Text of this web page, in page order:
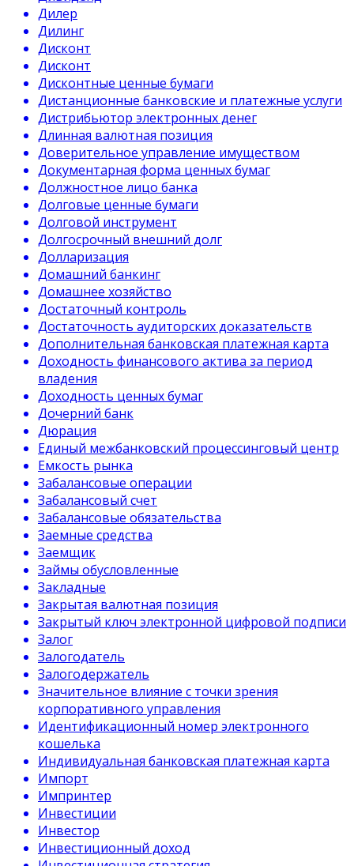
Дилер
Дилинг
Дисконт
Дисконт
Дисконтные ценные бумаги
Дистанционные банковские и платежные услуги
Дистрибьютор электронных денег
Длинная валютная позиция
Доверительное управление имуществом
Документарная форма ценных бумаг
Должностное лицо банка
Долговые ценные бумаги
Долговой инструмент
Долгосрочный внешний долг
Долларизация
Домашний банкинг
Домашнее хозяйство
Достаточный контроль
Достаточность аудиторских доказательств
Дополнительная банковская платежная карта
Доходность финансового актива за период
владения
Доходность ценных бумаг
Дочерний банк
Дюрация
Единый межбанковский процессинговый центр
Емкость рынка
Забалансовые операции
Забалансовый счет
Забалансовые обязательства
Заемные средства
Заемщик
Займы обусловленные
Закладные
Закрытая валютная позиция
Закрытый ключ электронной цифровой подписи
Залог
Залогодатель
Залогодержатель
Значительное влияние с точки зрения
корпоративного управления
Идентификационный номер электронного
кошелька
Индивидуальная банковская платежная карта
Импорт
Импринтер
Инвестиции
Инвестор
Инвестиционный доход